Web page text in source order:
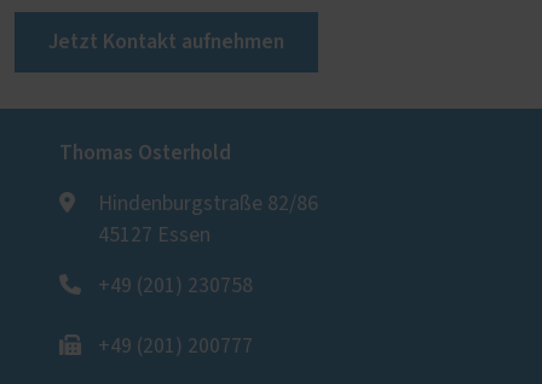
Jetzt Kontakt aufnehmen
Thomas Osterhold
Hindenburgstraße 82/86
45127 Essen
+49 (201) 230758
+49 (201) 200777